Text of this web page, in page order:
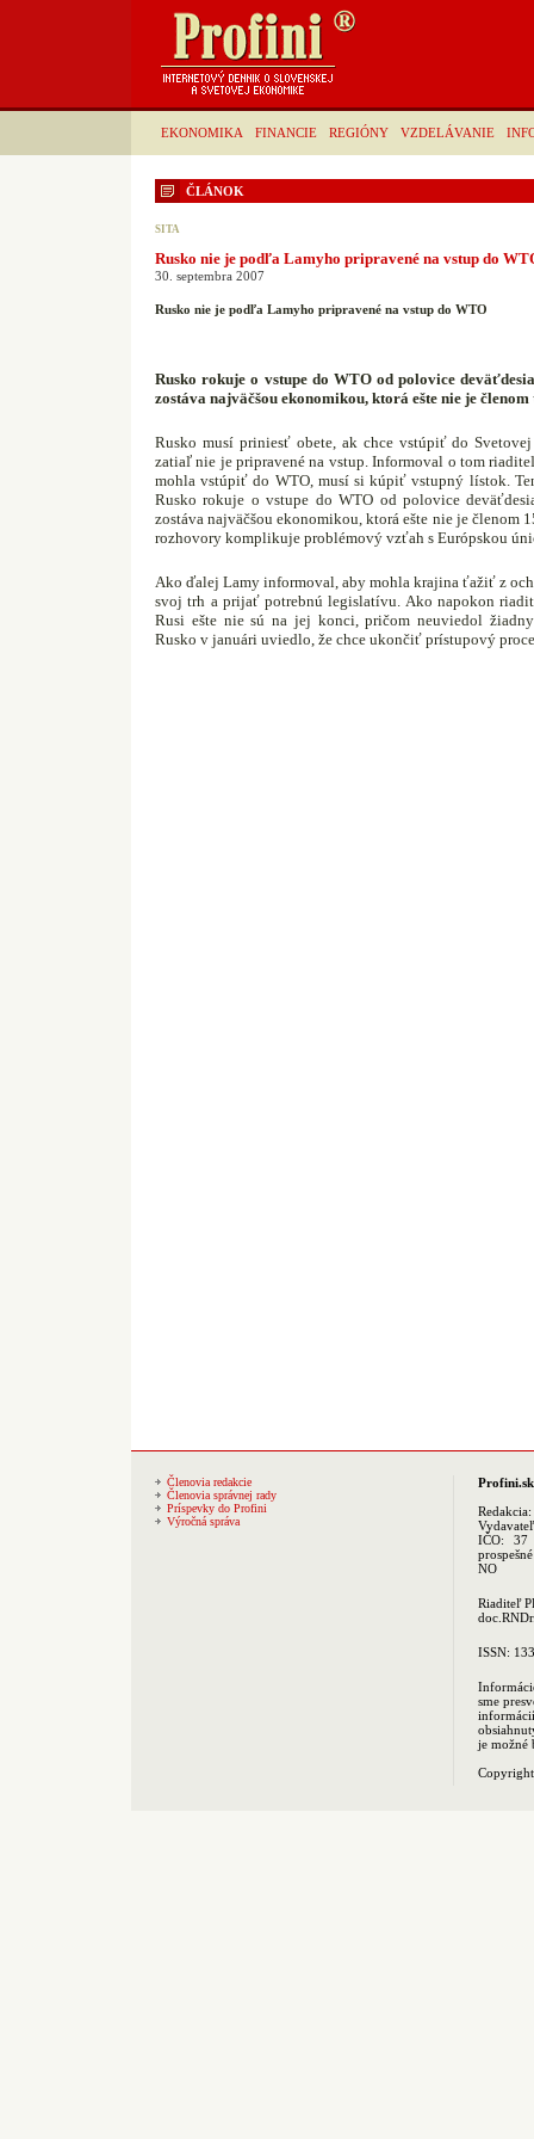
EKONOMIKA FINANCIE REGIÓNY VZDELÁVANIE
ČLÁNOK
SITA
Rusko nie je podľa Lamyho pripravené na vstup do
30. septembra 2007
Rusko nie je podľa Lamyho pripravené na vstup do WTO
Rusko rokuje o vstupe do WTO od polovice
zostáva najväčšou ekonomikou, ktorá ešte nie je
Rusko musí priniesť obete, ak chce vstúpiť do
zatiaľ nie je pripravené na vstup. Informoval o tom
mohla vstúpiť do WTO, musí si kúpiť vstupný lístok.
Rusko rokuje o vstupe do WTO od polovice
zostáva najväčšou ekonomikou, ktorá ešte nie je členom
rozhovory komplikuje problémový vzťah s Európskou
Ako ďalej Lamy informoval, aby mohla krajina ťažiť z
svoj trh a prijať potrebnú legislatívu. Ako napokon
Rusi ešte nie sú na jej konci, pričom neuviedol
Rusko v januári uviedlo, že chce ukončiť prístupový
Členovia redakcie
Členovia správnej rady
Príspevky do Profini
Výročná správa
Profini.sk
Redakcia:
IČO: 37
NO
Riaditeľ
ISSN:
sme
je možné